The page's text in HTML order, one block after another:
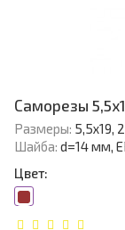
Саморезы
Размеры: 5,5х19,
Шайба: d=14 мм,
Цвет: